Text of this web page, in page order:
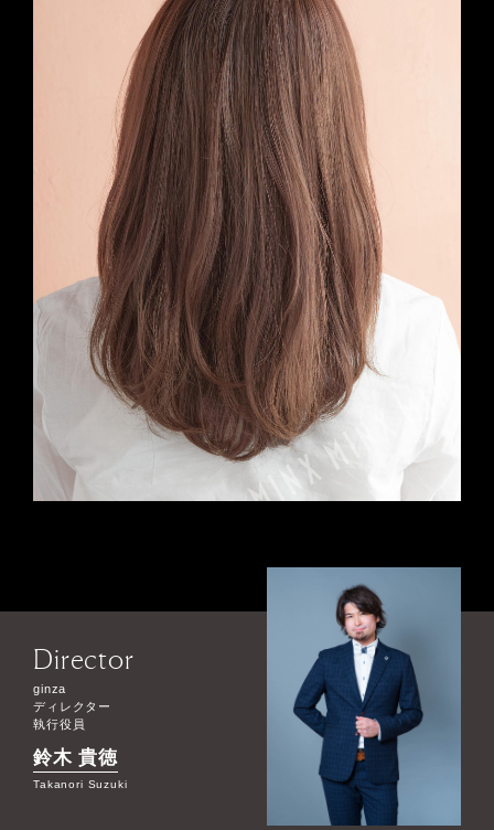
Director
ginza
ディレクター
執行役員
鈴木 貴徳
Takanori Suzuki